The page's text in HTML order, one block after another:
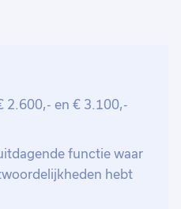
met klanten.
ondersteunen.
van de tijd op afstand,
zal je ook op de
2.600,- en € 3.100,-
functie waar
hebt